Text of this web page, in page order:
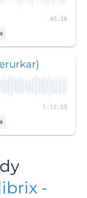
45:36
1:12:35
-